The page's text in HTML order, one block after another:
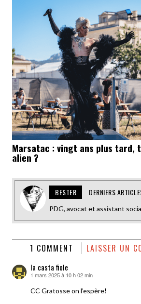
Marsatac : vingt ans plus tard,
alien ?
BESTER DERNIERS
PDG, avocat et assistant
1 COMMENT LAISSER UN
la casta fiole
dit :
1 mars 2025 à 10 h 02 min
CC Gratosse on l’espère!